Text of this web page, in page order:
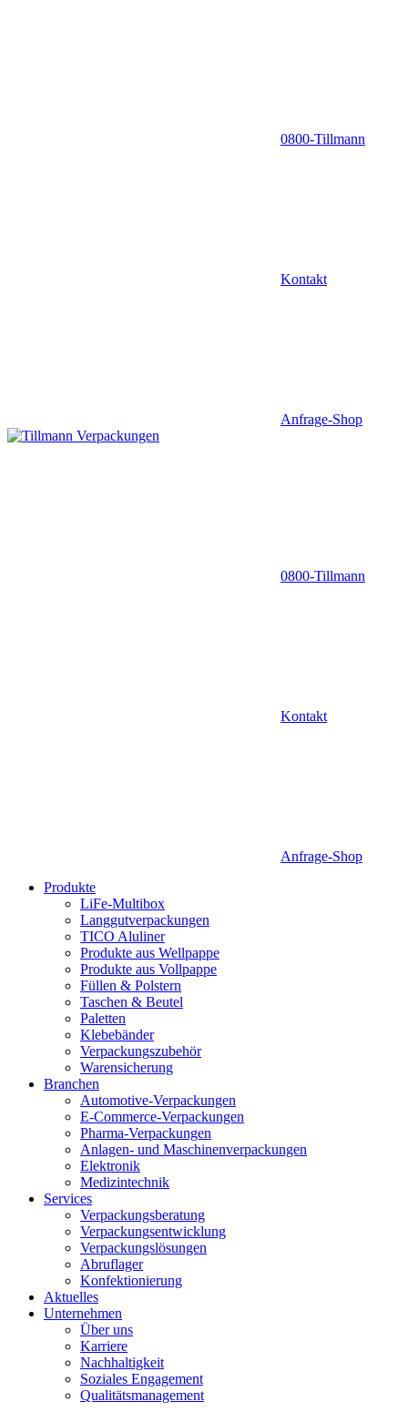
0800-Tillmann
Kontakt
Anfrage-Shop
0800-Tillmann
Kontakt
Anfrage-Shop
Produkte
LiFe-Multibox
Langgutverpackungen
TICO Aluliner
Produkte aus Wellpappe
Produkte aus Vollpappe
Füllen & Polstern
Taschen & Beutel
Paletten
Klebebänder
Verpackungszubehör
Warensicherung
Branchen
Automotive-Verpackungen
E-Commerce-Verpackungen
Pharma-Verpackungen
Anlagen- und Maschinenverpackungen
Elektronik
Medizintechnik
Services
Verpackungsberatung
Verpackungsentwicklung
Verpackungslösungen
Abruflager
Konfektionierung
Aktuelles
Unternehmen
Über uns
Karriere
Nachhaltigkeit
Soziales Engagement
Qualitätsmanagement